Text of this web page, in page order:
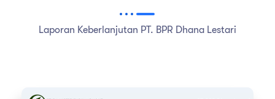
Laporan Keberlanjutan PT. BPR Dhana Lestari